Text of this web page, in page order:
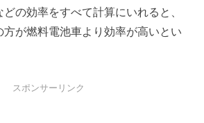
の効率をすべて計算にいれると、
が燃料電池車より効率が高いとい
スポンサーリンク